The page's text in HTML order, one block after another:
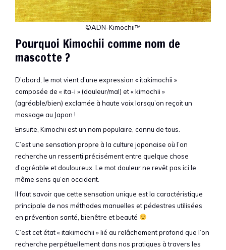
©ADN-Kimochii™
Pourquoi Kimochii comme nom de
mascotte ?
D’abord, le mot vient d’une expression « itakimochii »
composée de « ita-i » (douleur/mal) et « kimochii »
(agréable/bien) exclamée à haute voix lorsqu’on reçoit un
massage au Japon !
Ensuite, Kimochii est un nom populaire, connu de tous.
C’est une sensation propre à la culture japonaise où l’on
recherche un ressenti précisément entre quelque chose
d’agréable et douloureux. Le mot douleur ne revêt pas ici le
même sens qu’en occident.
Il faut savoir que cette sensation unique est la caractéristique
principale de nos méthodes manuelles et pédestres utilisées
en prévention santé, bienêtre et beauté
C’est cet état « itakimochii » lié au relâchement profond que l’on
recherche perpétuellement dans nos pratiques à travers les